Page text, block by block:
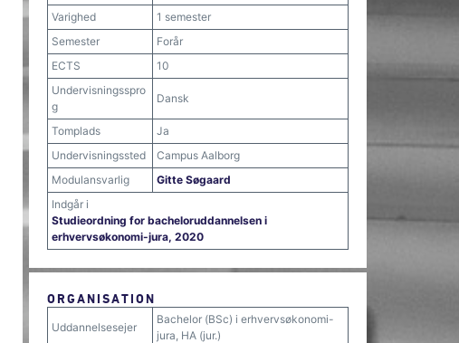
Varighed
1 semester
Semester
Forår
ECTS
10
Undervisningsspro
g
Dansk
Tomplads
Ja
Undervisningssted
Campus Aalborg
Modulansvarlig
Gitte Søgaard
Indgår i
Studieordning for bacheloruddannelsen i
erhvervsøkonomi-jura, 2020
ORGANISATION
Uddannelsesejer
Bachelor (BSc) i erhvervsøkonomi-
jura, HA (jur.)